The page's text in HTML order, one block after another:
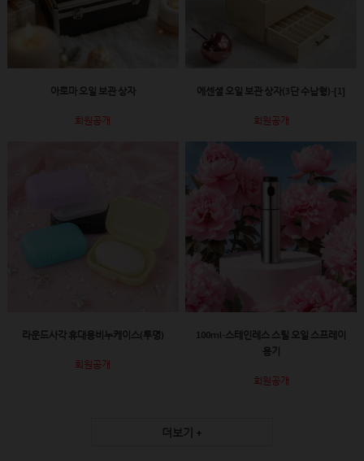
아로마 오일 보관 상자
회원공개
에센셜 오일 보관 상자(3단 수납형)-[1]
회원공개
라운드사각 휴대용비누케이스(투명)
회원공개
100ml-스테인레스 스틸 오일 스프레이
용기
회원공개
더보기 +